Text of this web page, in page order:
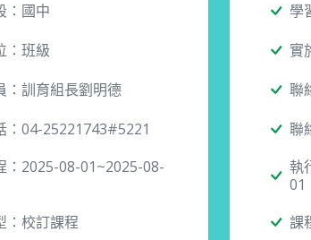
：國中
：班級
：訓育組長劉明德
：04-25221743#5221
：2025-08-01~2025-08-
：校訂課程
學
實
聯
聯
執
01
課